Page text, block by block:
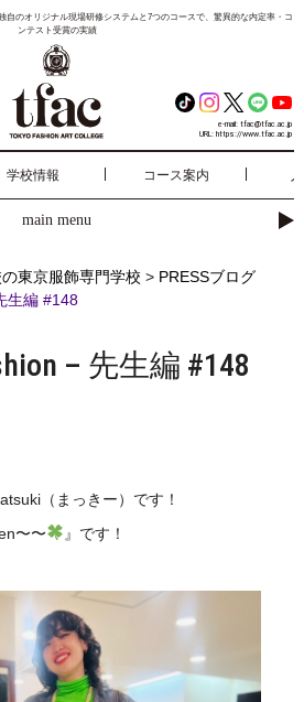
自のオリジナル現場研修システムと7つのコースで、驚異的な内定率・コ
ンテスト受賞の実績
e-mail: tfac@tfac.ac.jp
URL: https://www.tfac.ac.jp
学校情報 コース案内
main menu
東京服飾専門学校> PRESSブログ
生編 #148
– 先生編 #148
（まっきー）です！
〜〜
』です！